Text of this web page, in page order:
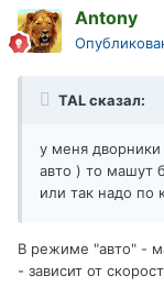
Antony
TAL сказал:
у меня
авто ) то машут
или так надо по
В режиме "авто" -
- зависит от